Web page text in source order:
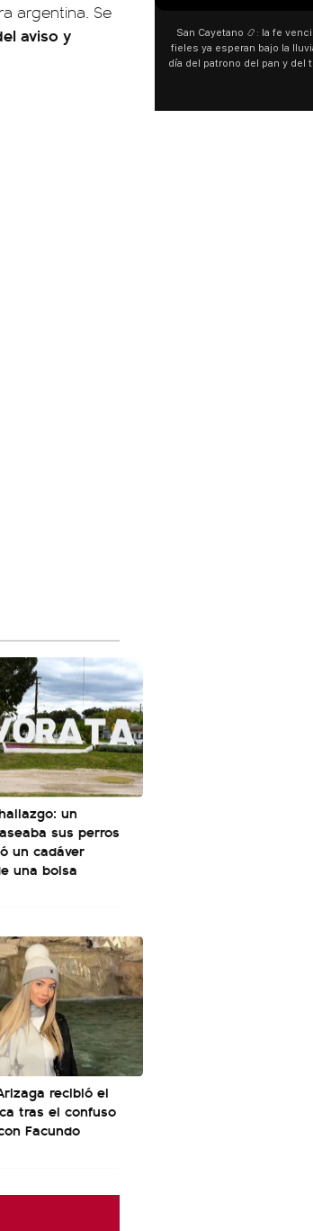
argentina. Se
aviso y
un
sus perros
un cadáver
una bolsa
recibió el
tras el confuso
Facundo
San Cayetano 📿: la fe venció al
fieles ya esperan bajo la lluvia ➡️ A
día del patrono del pan y del trabajo,